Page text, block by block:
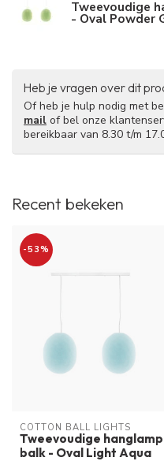
Tweevoudige
- Oval Powder
Heb je vragen over dit
Of heb je hulp nodig met
mail of bel onze
bereikbaar van 8.30 t/m
Recent bekeken
-53%
COTTON BALL LIGHTS
Tweevoudige hanglamp
balk - Oval Light Aqua